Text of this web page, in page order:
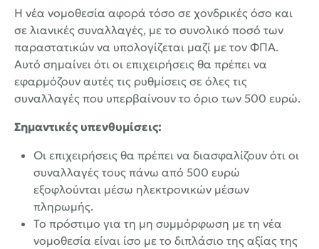
Η νέα νομοθεσία αφορά τόσο σε χονδρικές όσο και
σε λιανικές συναλλαγές, με το συνολικό ποσό των
παραστατικών να υπολογίζεται μαζί με τον ΦΠΑ.
Αυτό σημαίνει ότι οι επιχειρήσεις θα πρέπει να
εφαρμόζουν αυτές τις ρυθμίσεις σε όλες τις
συναλλαγές που υπερβαίνουν το όριο των 500 ευρώ.
Σημαντικές υπενθυμίσεις:
Οι επιχειρήσεις θα πρέπει να διασφαλίζουν ότι οι
συναλλαγές τους πάνω από 500 ευρώ
εξοφλούνται μέσω ηλεκτρονικών μέσων
πληρωμής.
Το πρόστιμο για τη μη συμμόρφωση με τη νέα
νομοθεσία είναι ίσο με το διπλάσιο της αξίας της